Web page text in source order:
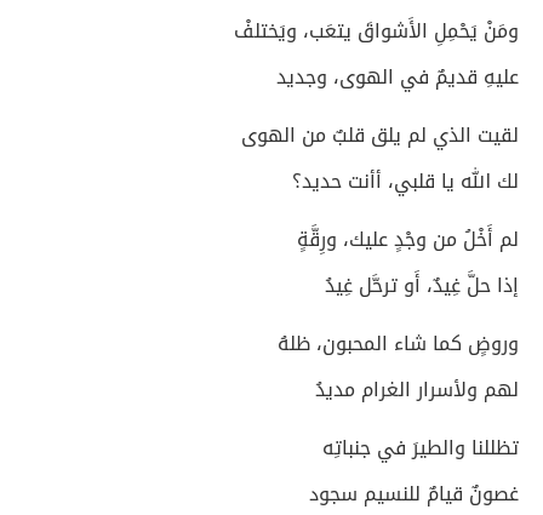
ومَنْ يَحْمِلِ الأَشواقَ يتعَب، ويَختلفْ
عليهِ قديمٌ في الهوى، وجديد
لقيت الذي لم يلق قلبٌ من الهوى
لك الله يا قلبي، أأنت حديد؟
لم أَخْلُ من وجْدٍ عليك، ورِقَّةٍ
إذا حلَّ غِيدٌ، أَو ترحَّل غِيدُ
وروضٍ كما شاء المحبون، ظلهُ
لهم ولأسرار الغرام مديدُ
تظللنا والطيرَ في جنباتِه
غصونٌ قيامٌ للنسيم سجود